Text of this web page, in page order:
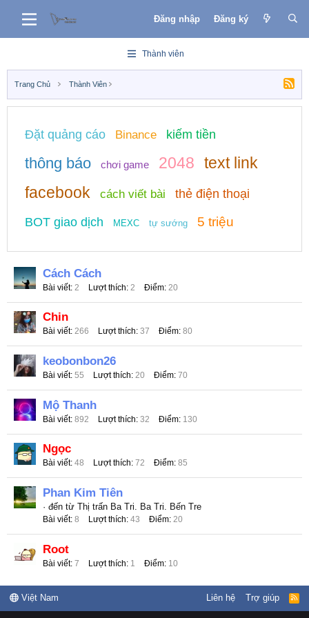
Đăng nhập Đăng ký
Thành viên
Trang Chủ Thành Viên
Đặt quảng cáo Binance kiếm tiền
thông báo chơi game 2048 text link
facebook
cách viết bài thẻ điện thoại
BOT giao dịch MEXC tự sướng 5 triệu
Cách Cách
Bài viết 2 Lượt thích 2 Điểm 20
Chin
Bài viết 266 Lượt thích 37 Điểm 80
keobonbon26
Bài viết 55 Lượt thích 20 Điểm 70
Mộ Thanh
Bài viết 892 Lượt thích 32 Điểm 130
Ngọc
Bài viết 48 Lượt thích 72 Điểm 85
Phan Kim Tiên
· đến từ Thị trấn Ba Tri. Ba Tri. Bến Tre
Bài viết 8 Lượt thích 43 Điểm 20
Root
Bài viết 7 Lượt thích 1 Điểm 10
Việt Nam Liên hệ Trợ giúp
R